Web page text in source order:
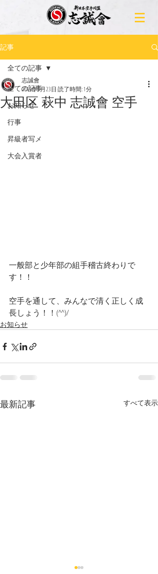
記事
全ての記事
お知らせ
行事
昇級者写メ
大会入賞者
全ての記事
大田区 萩中 志誠會 空手
志誠會
2019年5月23日 読了時間: 1分
一般部と少年部の組手稽古終わりで
す！！
空手を通して、みんなで清く正しく成
長しょう！！(^^)/
お知らせ
最新記事 すべて表示